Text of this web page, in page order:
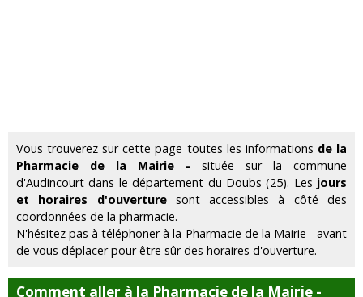
Vous trouverez sur cette page toutes les informations de la
Pharmacie de la Mairie - située sur la commune
d'Audincourt dans le département du Doubs (25). Les jours
et horaires d'ouverturesont accessibles à côté des
coordonnées de la pharmacie.
N'hésitez pas à téléphoner à la Pharmacie de la Mairie - avant
de vous déplacer pour être sûr des horaires d'ouverture.
Comment aller à la Pharmacie de la Mairie -